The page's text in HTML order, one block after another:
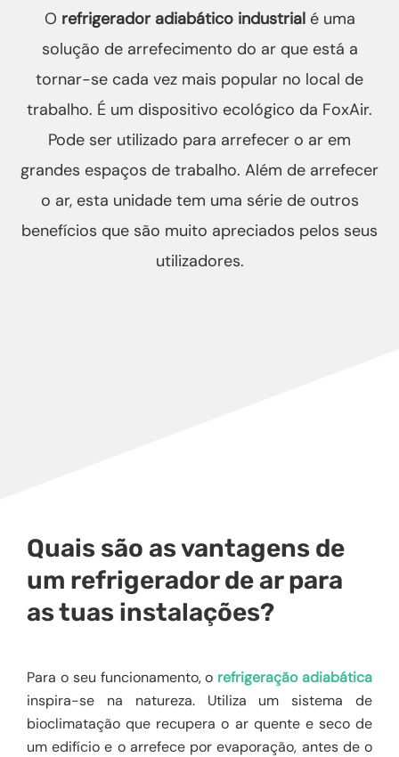
O refrigerador adiabático industrialé uma
solução de arrefecimento do ar que está a
tornar-se cada vez mais popular no local de
trabalho. É um dispositivo ecológico da FoxAir.
Pode ser utilizado para arrefecer o ar em
grandes espaços de trabalho. Além de arrefecer
o ar, esta unidade tem uma série de outros
benefícios que são muito apreciados pelos seus
utilizadores.
Quais são as vantagens de
um refrigerador de ar para
as tuas instalações?
Para o seu funcionamento, o refrigeração adiabática
inspira-se na natureza. Utiliza um sistema de
bioclimatação que recupera o ar quente e seco de
um edifício e o arrefece por evaporação, antes de o